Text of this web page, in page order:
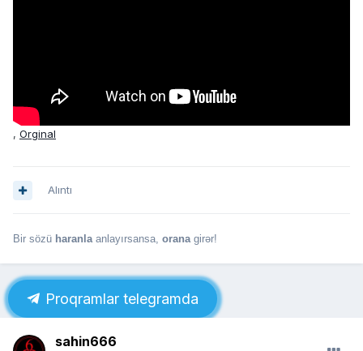
, Orginal
Alıntı
Bir sözü haranla anlayırsansa, orana girər!
Proqramlar telegramda
sahin666